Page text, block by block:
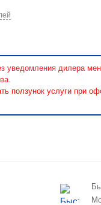
уведомления дилера
ползунок услуги при